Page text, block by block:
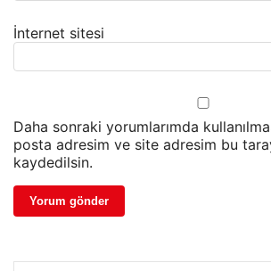
İnternet sitesi
Daha sonraki yorumlarımda
posta adresim ve site adresim bu
kaydedilsin.